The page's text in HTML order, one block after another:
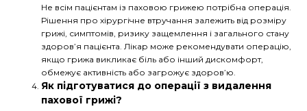
Не всім пацієнтам із паховою грижею потрібна операція.
Рішення про хірургічне втручання залежить від розміру
грижі, симптомів, ризику защемлення і загального стану
здоров’я пацієнта. Лікар може рекомендувати операцію,
якщо грижа викликає біль або інший дискомфорт,
обмежує активність або загрожує здоров’ю.
Як підготуватися до операції з видалення
пахової грижі?